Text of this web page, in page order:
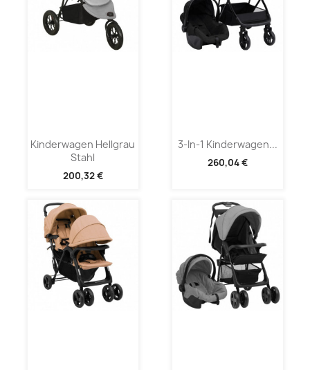
Kinderwagen Hellgrau
Stahl
200,32 €
3-In-1 Kinderwagen...
260,04 €